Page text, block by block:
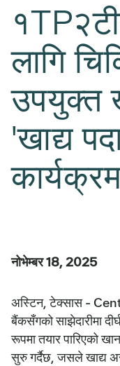
लागि
उपयुक्त
'खाद्य
नोभेम्बर 18, 2025
अस्टिन, टेक्सास -
बैंकसँगको साझेदारीमा
रूपमा तयार पारिएको
सुरु गर्दैछ, जसले खाद्य